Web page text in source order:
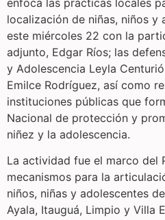
enfoca las prácticas locales
localización de niñas, niños y
este miércoles 22 con la
adjunto, Edgar Ríos; las
y Adolescencia Leyla
Emilce Rodríguez, así como
instituciones públicas que
Nacional de protección y
niñez y la adolescencia.
La actividad fue el marco del
mecanismos para la
niños, niñas y adolescentes
Ayala, Itauguá, Limpio y Villa